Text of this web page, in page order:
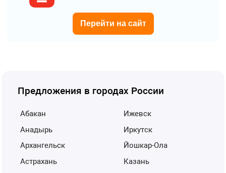
Перейти на сайт
Предложения в городах России
Абакан
Анадырь
Архангельск
Астрахань
Ижевск
Иркутск
Йошкар-Ола
Казань